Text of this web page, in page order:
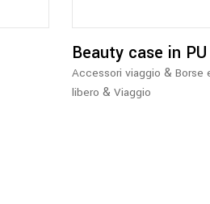
Beauty case in
Accessori viaggio &Borse
libero &Viaggio